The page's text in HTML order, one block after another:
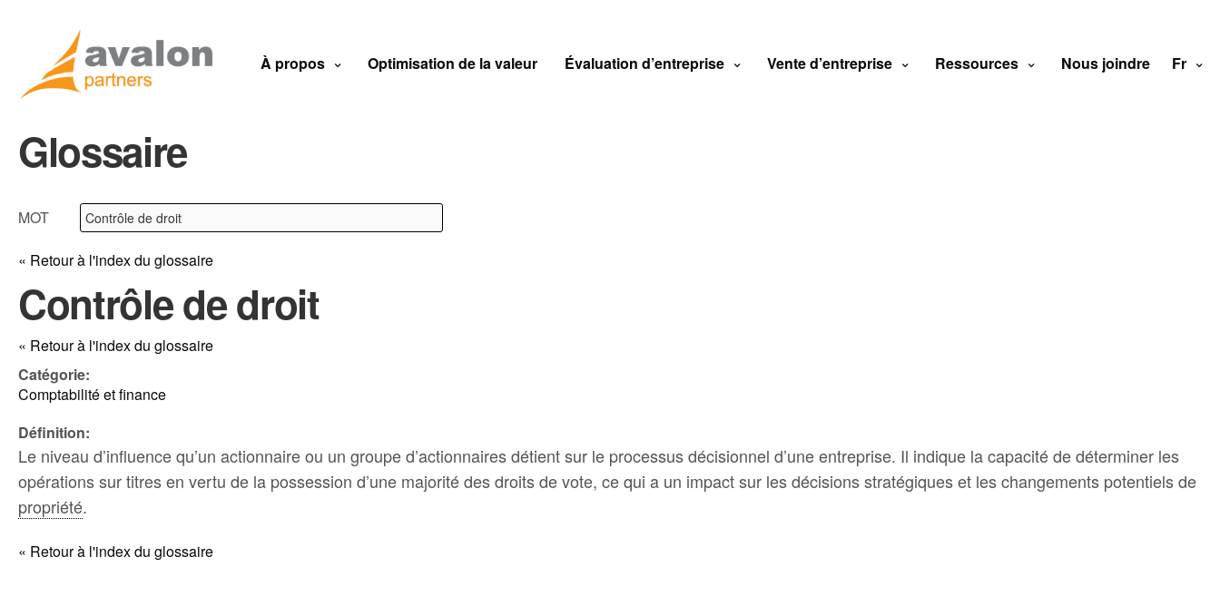
À propos Optimisation de la valeur Évaluation d’entreprise Vente d’entreprise Ressources Nous joindre Fr
Glossaire
MOT
« Retour à l'index du glossaire
Contrôle de droit
« Retour à l'index du glossaire
Catégorie:
Comptabilité et finance
Définition:
Le niveau d’influence qu’un actionnaire ou un groupe d’actionnaires détient sur le processus décisionnel d’une entreprise. Il indique la capacité de déterminer les
opérations sur titres en vertu de la possession d’une majorité des droits de vote, ce qui a un impact sur les décisions stratégiques et les changements potentiels de
propriété.
« Retour à l'index du glossaire